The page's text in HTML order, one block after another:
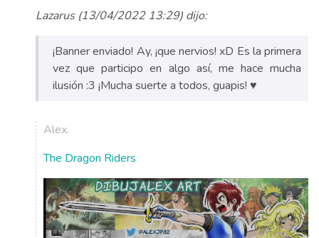
Lazarus (13/04/2022 13:29) dijo:
¡Banner enviado! Ay, ¡que nervios! xD Es la primera
vez que participo en algo así, me hace mucha
ilusión :3 ¡Mucha suerte a todos, guapis! ♥
Alex.
The Dragon Riders